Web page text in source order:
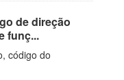
de direção
funç...
código do